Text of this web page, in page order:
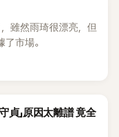
雖然雨琦很漂亮，但
市場。
貞」原因太離譜 竟全